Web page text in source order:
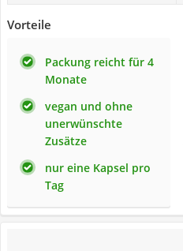
Vorteile
Packung reicht für 4
Monate
vegan und ohne
unerwünschte
Zusätze
nur eine Kapsel pro
Tag